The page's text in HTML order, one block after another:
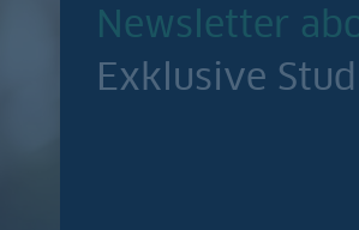
Newsletter
Exklusive